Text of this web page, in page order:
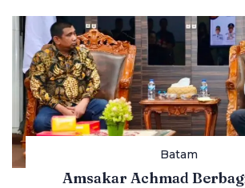
Batam
Amsakar Achmad